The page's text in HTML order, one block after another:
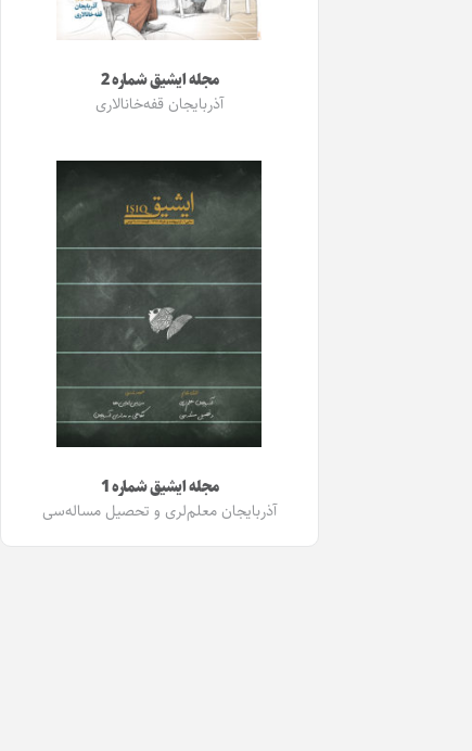
مجله ایشیق شماره 2
آذربایجان قفه‌خانالاری
مجله ایشیق شماره 1
آذربایجان معلم‌لری و تحصیل مساله‌سی